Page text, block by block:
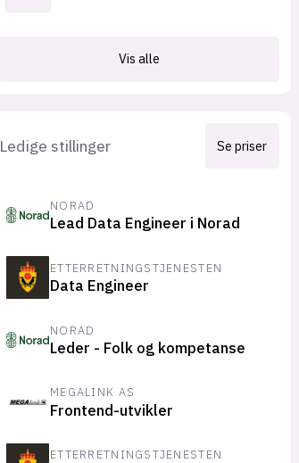
Vis alle
Ledige stillinger Se priser
NORAD
Lead Data Engineer i Norad
ETTERRETNINGSTJENESTEN
Data Engineer
NORAD
Leder - Folk og kompetanse
MEGALINK AS
Frontend-utvikler
ETTERRETNINGSTJENESTEN